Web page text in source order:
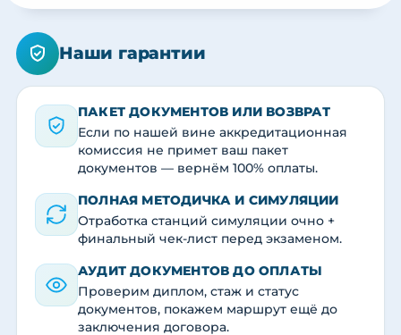
Наши гарантии
ПАКЕТ ДОКУМЕНТОВ ИЛИ ВОЗВРАТ
Если по нашей вине аккредитационная
комиссия не примет ваш пакет
документов — вернём 100% оплаты.
ПОЛНАЯ МЕТОДИЧКА И СИМУЛЯЦИИ
Отработка станций симуляции очно +
финальный чек-лист перед экзаменом.
АУДИТ ДОКУМЕНТОВ ДО ОПЛАТЫ
Проверим диплом, стаж и статус
документов, покажем маршрут ещё до
заключения договора.